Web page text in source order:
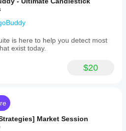
is here to help you detect most
exist today.
$20
Market Session